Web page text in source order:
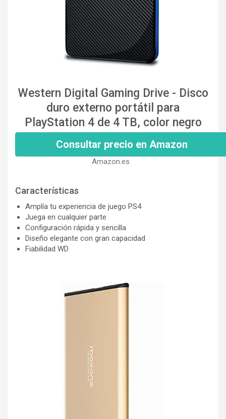
Western Digital Gaming Drive - Disco
duro externo portátil para
PlayStation 4 de 4 TB, color negro
Consultar precio en Amazon
Amazon.es
Características
Amplía tu experiencia de juego PS4
Juega en cualquier parte
Configuración rápida y sencilla
Diseño elegante con gran capacidad
Fiabilidad WD